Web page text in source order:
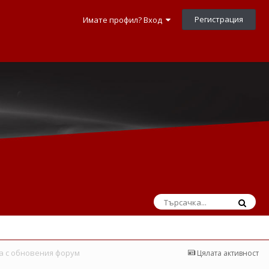
Имате профил? Вход Регистрация
Цялата активност
с обновения форум